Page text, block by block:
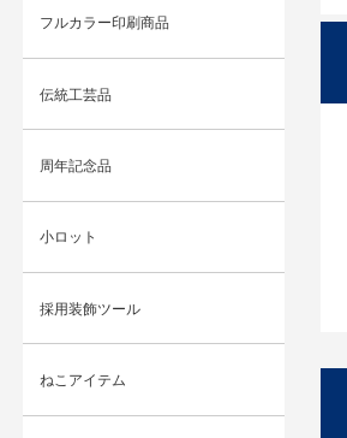
フルカラー印刷商品
伝統工芸品
周年記念品
小ロット
採用装飾ツール
ねこアイテム